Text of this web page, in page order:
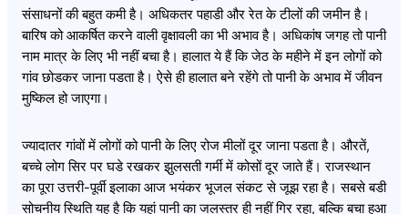
संसाधनों की बहुत कमी है। अधिकतर पहाडी और रेत के टीलों की जमीन है।
बारिष को आकर्षित करने वाली वृक्षावली का भी अभाव है। अधिकांष जगह तो पानी
नाम मात्र के लिए भी नहीं बचा है। हालात ये हैं कि जेठ के महीने में इन लोगों को
गांव छोडकर जाना पडता है। ऐसे ही हालात बने रहेंगे तो पानी के अभाव में जीवन
मुष्किल हो जाएगा।
ज्यादातर गांवों में लोगों को पानी के लिए रोज मीलों दूर जाना पडता है। औरतें,
बच्चे लोग सिर पर घडे रखकर झुलसती गर्मी में कोसों दूर जाते हैं। राजस्थान
का पूरा उत्तरी-पूर्वी इलाका आज भयंकर भूजल संकट से जूझ रहा है। सबसे बडी
सोचनीय स्थिति यह है कि यहां पानी का जलस्तर ही नहीं गिर रहा, बल्कि बचा हुआ